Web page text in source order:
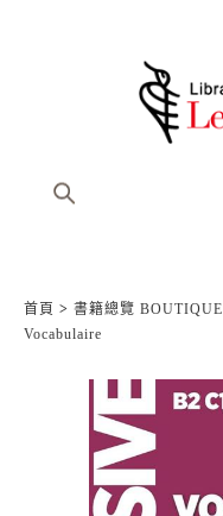
首頁 > 書籍總覽 BOUTIQUE
Vocabulaire